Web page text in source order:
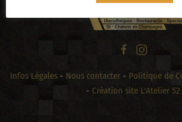
Infos Légales - Nous contacter - Politique de
- Création site L'Atelier 52